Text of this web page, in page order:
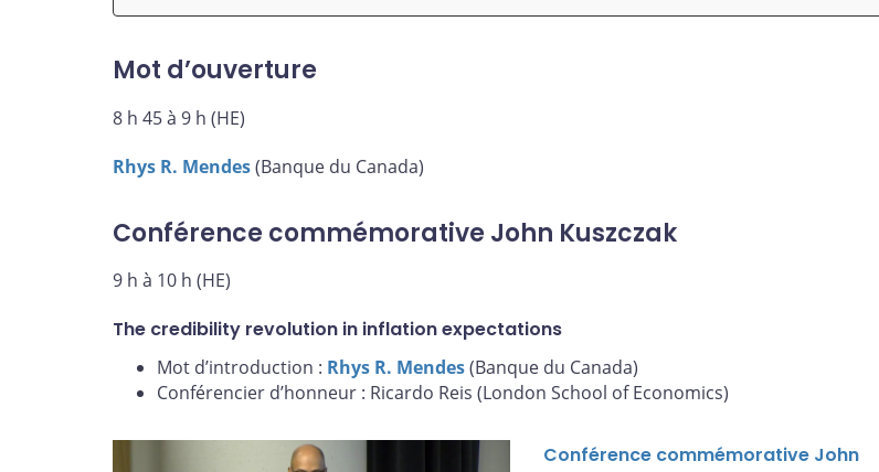
Mot d’ouverture
8 h 45 à 9 h (HE)
Rhys R. Mendes(Banque du Canada)
Conférence commémorative John Kuszczak
9 h à 10 h (HE)
The credibility revolution in inflation expectations
Mot d’introduction : Rhys R. Mendes(Banque du Canada)
Conférencier d’honneur : Ricardo Reis (London School of Economics)
Conférence commémorative John